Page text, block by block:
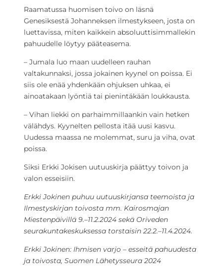
Raamatussa huomisen toivo on läsnä
Genesiksestä Johanneksen ilmestykseen, josta on
luettavissa, miten kaikkein absoluuttisimmallekin
pahuudelle löytyy pääteasema.
– Jumala luo maan uudelleen rauhan
valtakunnaksi, jossa jokainen kyynel on poissa. Ei
siis ole enää yhdenkään ohjuksen uhkaa, ei
ainoatakaan lyöntiä tai pienintäkään loukkausta.
– Vihan liekki on parhaimmillaankin vain hetken
välähdys. Kyynelten pellosta itää uusi kasvu.
Uudessa maassa ne molemmat, suru ja viha, ovat
poissa.
Siksi Erkki Jokisen uutuuskirja päättyy toivon ja
valon esseisiin.
Erkki Jokinen puhuu uutuuskirjansa teemoista ja
Ilmestyskirjan toivosta mm. Kairosmajan
Miestenpäivillä 9.–11.2.2024 sekä Oriveden
seurakuntakeskuksessa torstaisin 22.2.–11.4.2024.
Erkki Jokinen: Ihmisen varjo – esseitä pahuudesta
ja toivosta, Suomen Lähetysseura 2024